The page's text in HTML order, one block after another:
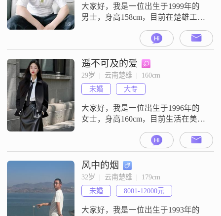
面对困难和挑战
大家好，我是一位出生于1999年的
男士，身高158cm，目前在楚雄工作
##3002##我的月收入在3001到5000
元之间，学历是中专##3002##我性
格稳重可靠，幽默风趣，自信果
断，外向健谈##3002##在生活和工
作中，我总是充满责任感，乐观积
极，对待他人耐心包容，成熟稳
重，随和易相处，真诚可靠
##3002##我
遥不可及的爱
29岁  |  云南楚雄  |  160cm
未婚
大专
大家好，我是一位出生于1996年的
女士，身高160cm，目前生活在美丽
在工作中勤奋努力，月收入在3001
到5000元之间##3002##我性格细腻
敏感，这让我在生活中更加热爱每
一个细节，珍惜每一次与人的交流
##3002##我热爱生活，追求精致的
生活方式，喜欢在闲暇时研究旅行
攻略，用
风中的烟
32岁  |  云南楚雄  |  179cm
未婚
8001-12000元
大家好，我是一位出生于1993年的